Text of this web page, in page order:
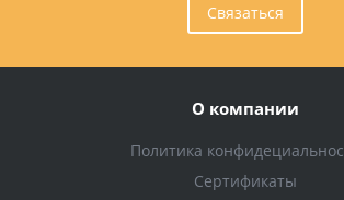
Связаться
О компании
Политика
Сертификаты